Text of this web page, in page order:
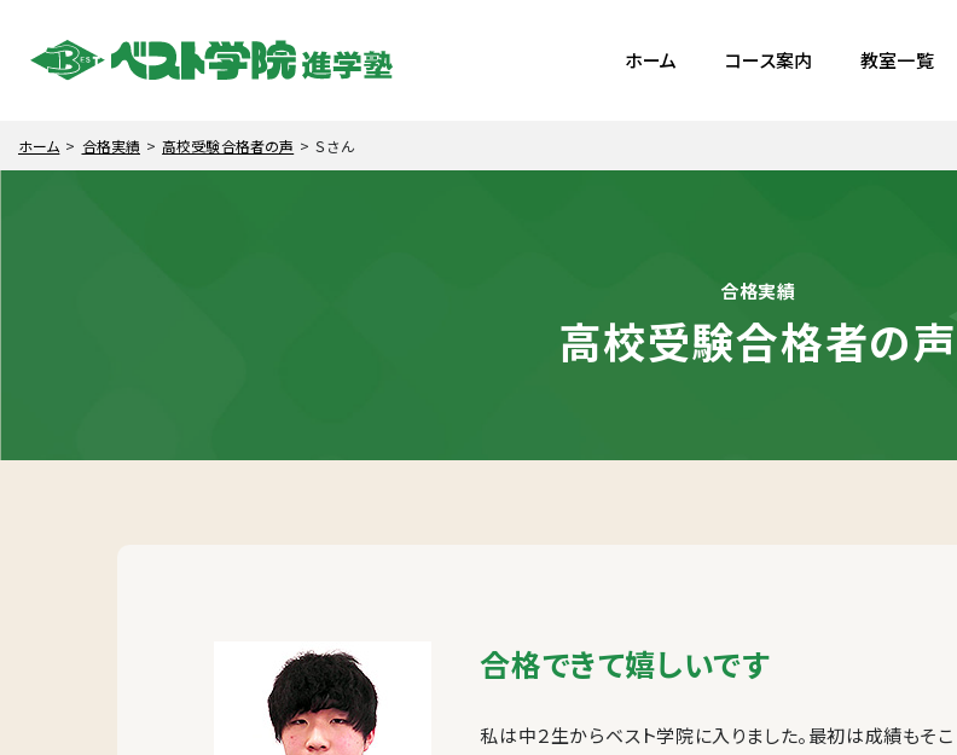
ホーム コース案内 教室一覧
ホーム 合格実績 高校受験合格者の声 Ｓさん
合格実績
高校受験合格者の声
合格できて嬉しいです
私は中２生からベスト学院に入りました。最初は成績もそ